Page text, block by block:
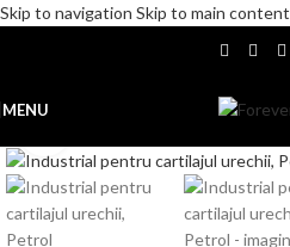
Skip to navigation Skip to main content
MENU